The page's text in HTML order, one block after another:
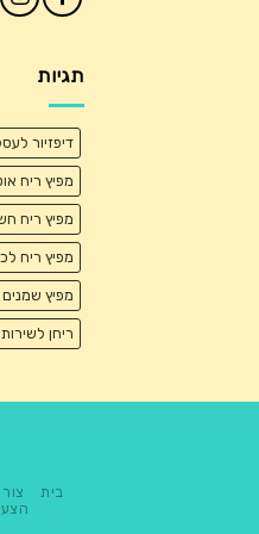
תגיות
דיפזיור
מפיץ ריח
מפיץ ריח
מפיץ ריח
מפיץ
ריחן
בית